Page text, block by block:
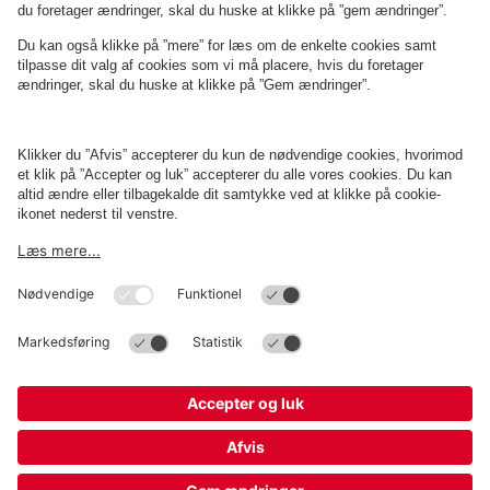
Erhverv
Parkering